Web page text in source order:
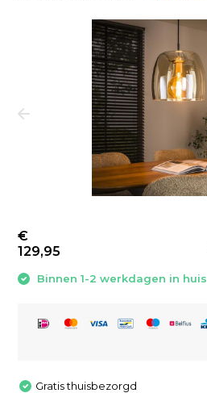
€
129,95
Binnen 1-2 werkdagen in huis
Gratis thuisbezorgd